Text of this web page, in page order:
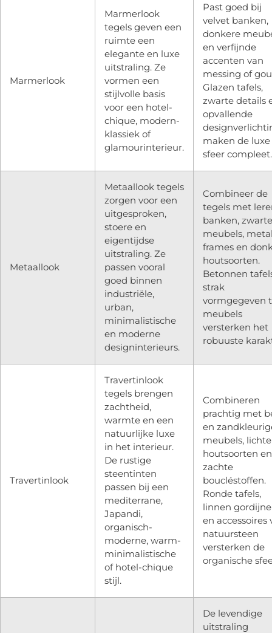
Marmerlook
Marmerlook
tegels geven een
ruimte een
elegante en luxe
uitstraling. Ze
vormen een
stijlvolle basis
voor een hotel-
chique, modern-
klassiek of
glamourinterieur.
Past goed bij
velvet banken,
donkere
en verfijnde
accenten van
messing of
Glazen tafels,
zwarte details
opvallende
maken de luxe
sfeer compleet.
Metaallook
Metaallook tegels
zorgen voor een
uitgesproken,
stoere en
eigentijdse
uitstraling. Ze
passen vooral
goed binnen
industriële,
urban,
minimalistische
en moderne
designinterieurs.
Combineer de
tegels met
banken, zwarte
meubels,
frames en
houtsoorten.
Betonnen
strak
vormgegeven
meubels
versterken het
robuuste
Travertinlook
Travertinlook
tegels brengen
zachtheid,
warmte en een
natuurlijke luxe
in het interieur.
De rustige
steentinten
passen bij een
mediterrane,
Japandi,
organisch-
moderne, warm-
minimalistische
of hotel-chique
stijl.
Combineren
prachtig met
en
meubels, lichte
houtsoorten en
zachte
boucléstoffen.
Ronde tafels,
linnen
en accessoires
natuursteen
versterken de
organische
De levendige
uitstraling